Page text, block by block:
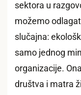
sektora u
možemo
slučajna:
samo jednog
organizacije.
društva i matra